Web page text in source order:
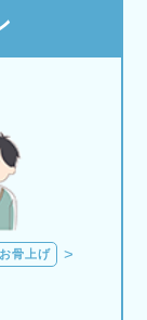
お骨上げ